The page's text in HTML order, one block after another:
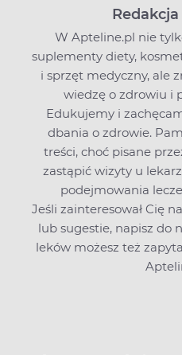
W Apteline.pl nie
suplementy diety,
i sprzęt medyczny, ale
wiedzę o zdrowiu i
Edukujemy i
dbania o zdrowie.
treści, choć pisane
zastąpić wizyty u
podejmowania
Jeśli zainteresował Cię
lub sugestie, napisz do
leków możesz też